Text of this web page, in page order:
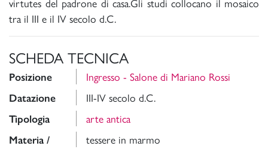
tra il III e il IV secolo d.C.
SCHEDA TECNICA
Posizione Ingresso - Salone di Mariano Rossi
Datazione III-IV secolo d.C.
Tipologia arte antica
Materia /
tessere in marmo